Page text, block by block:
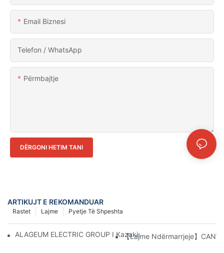
Email Biznesi
Telefon / WhatsApp
Përmbajtje
DËRGONI HETIM TANI
ARTIKUJT E REKOMANDUAR
Pyetje Të Shpeshta
Lajme
Rastet
ALAGEUM ELECTRIC GROUP I Kazakistanit Vizitoi Kompaninë
【Lajme Ndërmarrjeje】